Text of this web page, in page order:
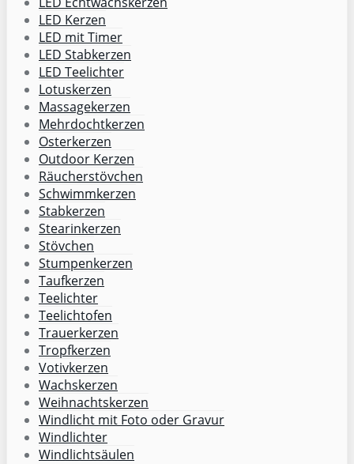
LED Kerzen
LED mit Timer
LED Stabkerzen
LED Teelichter
Lotuskerzen
Massagekerzen
Mehrdochtkerzen
Osterkerzen
Outdoor Kerzen
Räucherstövchen
Schwimmkerzen
Stabkerzen
Stearinkerzen
Stövchen
Stumpenkerzen
Taufkerzen
Teelichter
Teelichtofen
Trauerkerzen
Tropfkerzen
Votivkerzen
Wachskerzen
Weihnachtskerzen
Windlicht mit Foto oder Gravur
Windlichter
Windlichtsäulen